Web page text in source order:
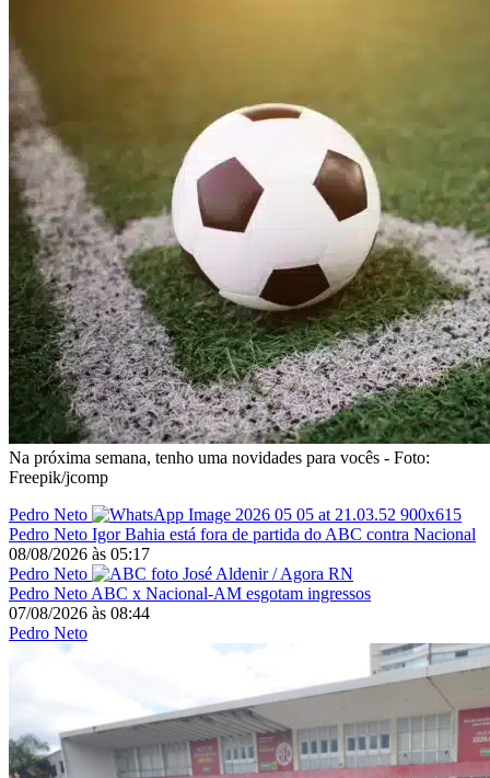
Na próxima semana, tenho uma novidades para vocês - Foto:
Freepik/jcomp
Pedro Neto
Pedro Neto Igor Bahia está fora de partida do ABC contra Nacional
08/08/2026 às 05:17
Pedro Neto
Pedro Neto ABC x Nacional-AM esgotam ingressos
07/08/2026 às 08:44
Pedro Neto